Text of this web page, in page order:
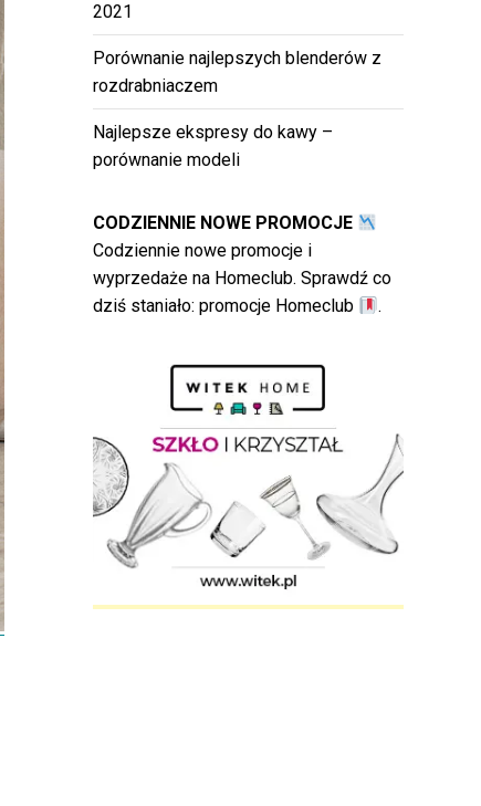
2021
Porównanie najlepszych blenderów z
rozdrabniaczem
Najlepsze ekspresy do kawy –
porównanie modeli
CODZIENNIE NOWE PROMOCJE
Codziennie nowe promocje i
wyprzedaże na Homeclub. Sprawdź co
dziś staniało: promocje Homeclub .